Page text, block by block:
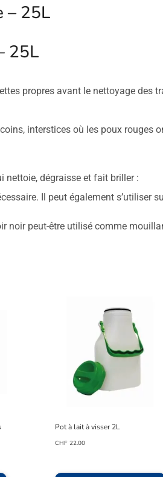
– 25L
25L
propres avant le nettoyage des
interstices où les poux rouges
nettoie, dégraisse et fait briller :
Il peut également s’utiliser
noir peut-être utilisé comme
Pot à lait à visser 2L
CHF 22.00